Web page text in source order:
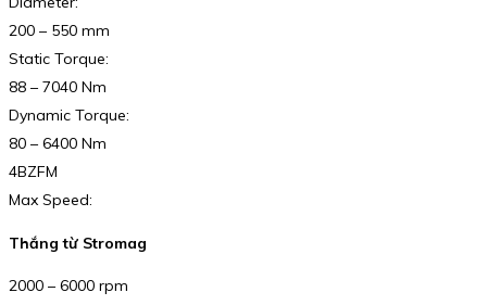
200 – 550 mm
Static Torque:
88 – 7040 Nm
Dynamic Torque:
80 – 6400 Nm
4BZFM
Max Speed:
Thắng từ Stromag
2000 – 6000 rpm